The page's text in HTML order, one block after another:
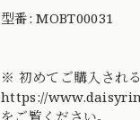
型番: MOBT00031
※ 初めてご購入され
https://
をご覧ください。